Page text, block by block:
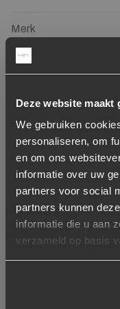
Deze website maakt
We gebruiken
personaliseren, om
en om ons
informatie over uw
partners voor social
partners kunnen
informatie die u aan
verzameld op basis
Merk
Loft24
Maat
39